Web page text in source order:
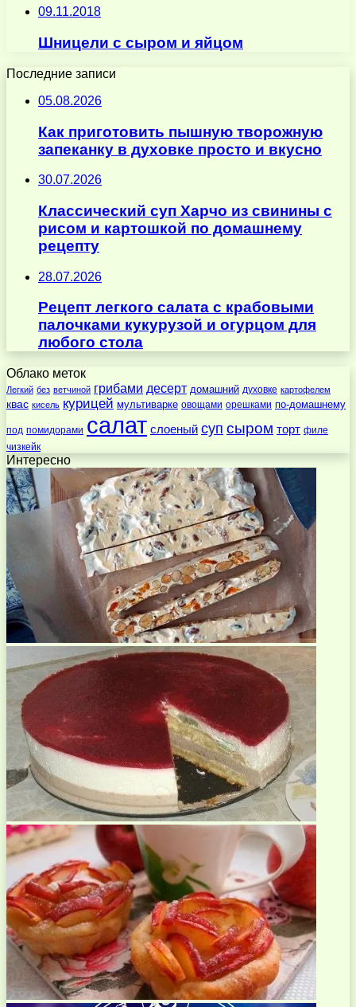
09.11.2018
Шницели с сыром и яйцом
Последние записи
05.08.2026
Как приготовить пышную творожную
запеканку в духовке просто и вкусно
30.07.2026
Классический суп Харчо из свинины с
рисом и картошкой по домашнему
рецепту
28.07.2026
Рецепт легкого салата с крабовыми
палочками кукурузой и огурцом для
любого стола
Облако меток
Легкий без ветчиной грибами десерт домашний духовке картофелем
квас кисель курицей мультиварке овощами орешками по-домашнему
под помидорами салат слоеный суп сыром торт филе
чизкейк
Интересно